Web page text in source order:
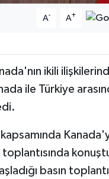
A- A+
ikili
ile Türkiye
toplantısında
basın